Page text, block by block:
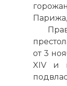
Парижа,
от 3
XIV и